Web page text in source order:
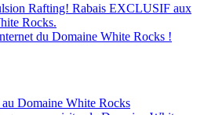
Rafting! Rabais EXCLUSIF aux
Rocks.
du Domaine White Rocks !
Domaine White Rocks